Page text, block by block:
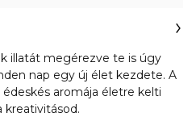
illatát megérezve te is úgy
nap egy új élet kezdete. A
aromája életre kelti
kreativitásod.